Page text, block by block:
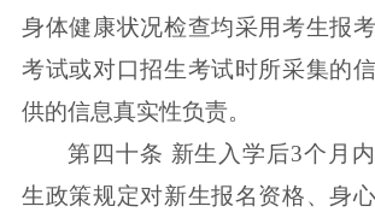
身体健康状况检查均采用考生报
考试或对口招生考试时所采集的
供的信息真实性负责。
第四十条 新生入学后3个月
生政策规定对新生报名资格、身